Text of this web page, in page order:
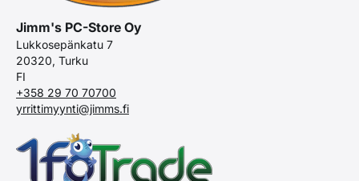
Jimm's PC-Store Oy
Lukkosepänkatu 7
20320, Turku
FI
+358 29 70 70700
yrrittimyynti@jimms.fi